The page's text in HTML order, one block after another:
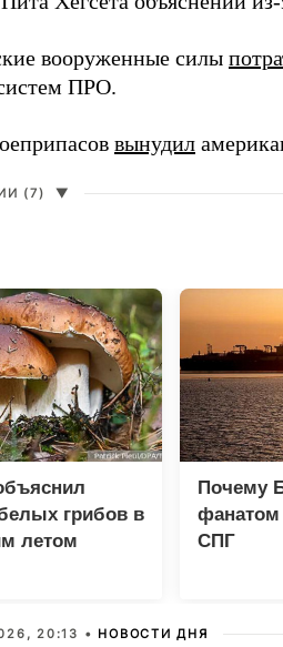
вооруженные силы
ПРО.
вынудил
(7) ▼
грибов в
летом
Почему
фанатом
СПГ
20:13 • НОВОСТИ ДНЯ